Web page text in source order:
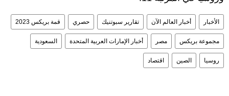
الأخبار أخبار العالم الآن تقارير سبوتنيك حصري قمة بريكس 2023
مجموعة بريكس مصر أخبار الإمارات العربية المتحدة السعودية
روسيا الصين اقتصاد